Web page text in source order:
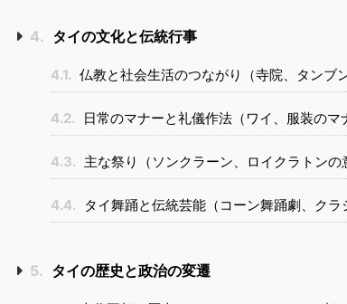
4. タイの文化と伝統行事
4.1. 仏教と社会生活のつながり（寺院、タンブ
4.2. 日常のマナーと礼儀作法（ワイ、服装のマ
4.3. 主な祭り（ソンクラーン、ロイクラトンの
4.4. タイ舞踊と伝統芸能（コーン舞踊劇、クラ
5. タイの歴史と政治の変遷